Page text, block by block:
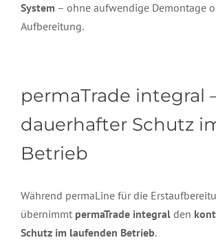
System – ohne aufwendige Demontage
Aufbereitung.
permaTrade integral
dauerhafter Schutz
Betrieb
Während permaLine für die
übernimmt permaTrade integralden
Schutz im laufenden Betrieb.